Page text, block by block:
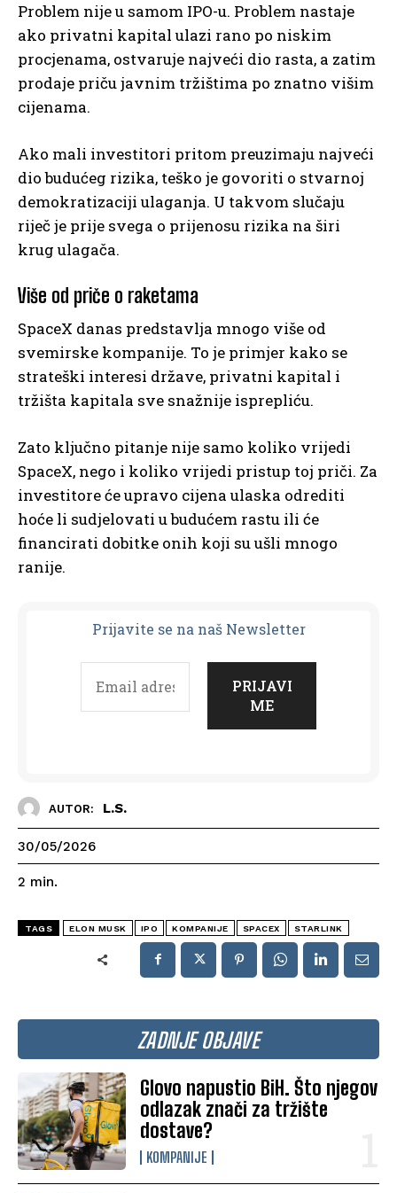
ZADNJE OBJAVE
Glovo napustio BiH. Što njegov
odlazak znači za tržište
dostave?
KOMPANIJE
Problem nije u samom IPO-u. Problem nastaje
ako privatni kapital ulazi rano po niskim
procjenama, ostvaruje najveći dio rasta, a zatim
prodaje priču javnim tržištima po znatno višim
cijenama.
Ako mali investitori pritom preuzimaju najveći
dio budućeg rizika, teško je govoriti o stvarnoj
demokratizaciji ulaganja. U takvom slučaju
riječ je prije svega o prijenosu rizika na širi
krug ulagača.
Više od priče o raketama
SpaceX danas predstavlja mnogo više od
svemirske kompanije. To je primjer kako se
strateški interesi države, privatni kapital i
tržišta kapitala sve snažnije isprepliću.
Zato ključno pitanje nije samo koliko vrijedi
SpaceX, nego i koliko vrijedi pristup toj priči. Za
investitore će upravo cijena ulaska odrediti
hoće li sudjelovati u budućem rastu ili će
financirati dobitke onih koji su ušli mnogo
ranije.
Prijavite se na naš Newsletter
AUTOR: L.S.
30/05/2026
2 min.
TAGS ELON MUSK IPO KOMPANIJE SPACEX STARLINK